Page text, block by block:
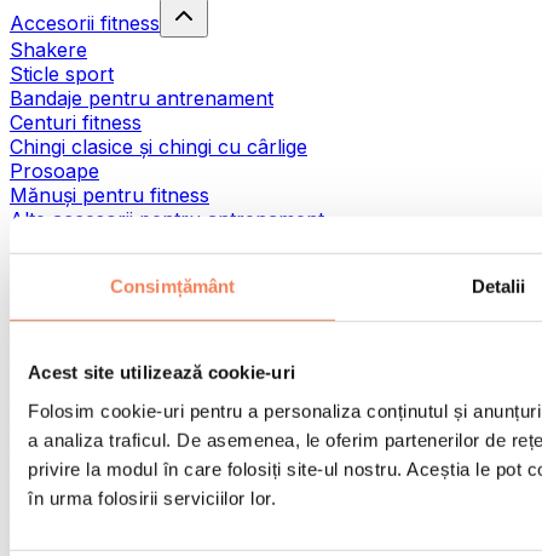
Consimțământ Detalii
Acest site utilizează cookie-uri
Folosim cookie-uri pentru a personaliza conținutul și
a analiza traficul. De asemenea, le oferim partenerilor de
privire la modul în care folosiți site-ul nostru. Aceștia le pot
în urma folosirii serviciilor lor.
Accesorii fitness
Shakere
Sticle sport
Bandaje pentru antrenament
Centuri fitness
Chingi clasice și chingi cu cârlige
Prosoape
Mănuși pentru fitness
Alte accesorii pentru antrenament
Ajutoare pentru reabilitare
Pistoale de masaj
Genți și accesorii pentru alimente
Genți pentru sala de sport
Rucsacuri
Accesorii în funcție de activitate